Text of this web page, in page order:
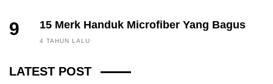
9 15 Merk Handuk Microfiber Yang Bagus
4 TAHUN LALU
LATEST POST
FINANCE, INVESTING
3 BULAN LALU